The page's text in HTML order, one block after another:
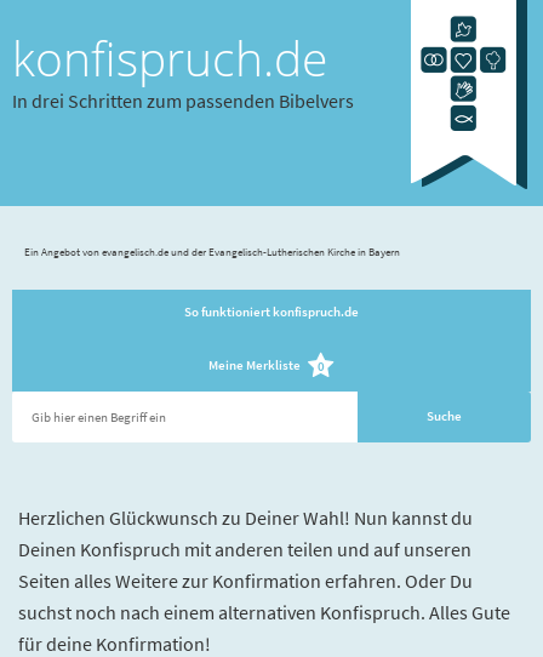
konfispruch.de
In drei Schritten zum passenden Bibelvers
Ein Angebot von evangelisch.de und der Evangelisch-Lutherischen Kirche in Bayern
So funktioniert konfispruch.de
Meine Merkliste 0
Herzlichen Glückwunsch zu Deiner Wahl! Nun kannst du
Deinen Konfispruch mit anderen teilen und auf unseren
Seiten alles Weitere zur Konfirmation erfahren. Oder Du
suchst noch nach einem alternativen Konfispruch. Alles Gute
für deine Konfirmation!